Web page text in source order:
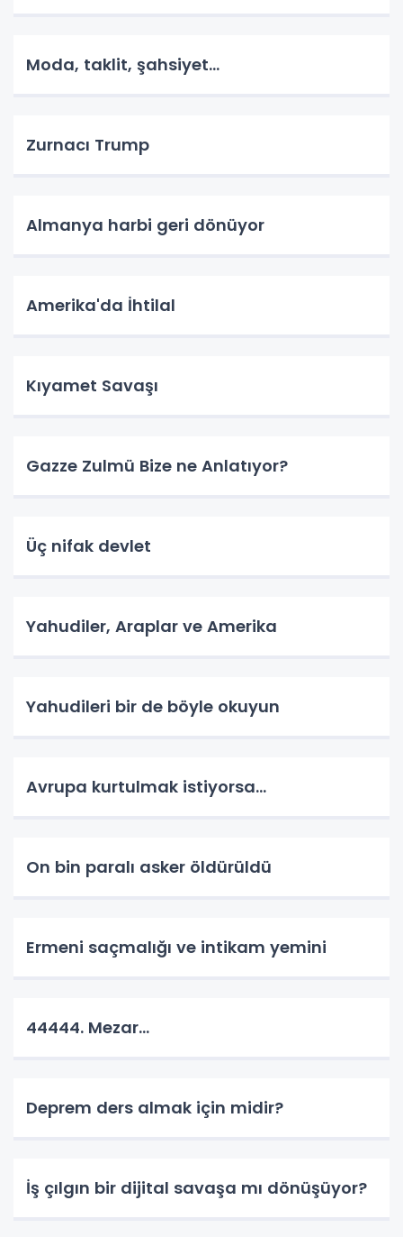
Moda, taklit, şahsiyet...
Zurnacı Trump
Almanya harbi geri dönüyor
Amerika'da İhtilal
Kıyamet Savaşı
Gazze Zulmü Bize ne Anlatıyor?
Üç nifak devlet
Yahudiler, Araplar ve Amerika
Yahudileri bir de böyle okuyun
Avrupa kurtulmak istiyorsa...
On bin paralı asker öldürüldü
Ermeni saçmalığı ve intikam yemini
44444. Mezar...
Deprem ders almak için midir?
İş çılgın bir dijital savaşa mı dönüşüyor?